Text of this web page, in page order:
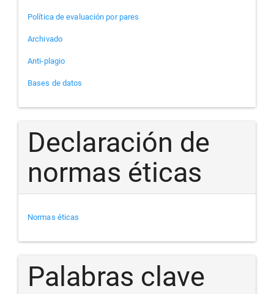
Política de evaluación por pares
Archivado
Anti-plagio
Bases de datos
Declaración de
normas éticas
Normas éticas
Palabras clave